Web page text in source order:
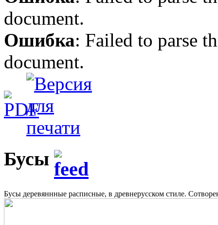
document.
Ошибка: Failed to parse
document.
Бусы
Бусы деревяннные расписные, в древнерусском стиле.